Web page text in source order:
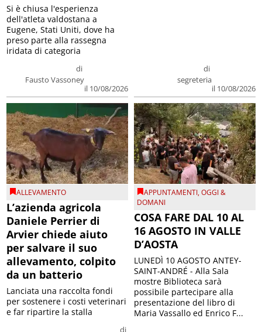
di
Fausto Vassoney
il 10/08/2026
Si è chiusa l'esperienza
dell'atleta valdostana a
Eugene, Stati Uniti, dove ha
preso parte alla rassegna
iridata di categoria
di
segreteria
il 10/08/2026
ALLEVAMENTO
L’azienda agricola
Daniele Perrier di
Arvier chiede aiuto
per salvare il suo
allevamento, colpito
da un batterio
di
Lanciata una raccolta fondi
per sostenere i costi veterinari
e far ripartire la stalla
APPUNTAMENTI,OGGI &
DOMANI
COSA FARE DAL 10 AL
16 AGOSTO IN VALLE
D’AOSTA
LUNEDÌ 10 AGOSTO ANTEY-
SAINT-ANDRÉ - Alla Sala
mostre Biblioteca sarà
possibile partecipare alla
presentazione del libro di
Maria Vassallo ed Enrico F...